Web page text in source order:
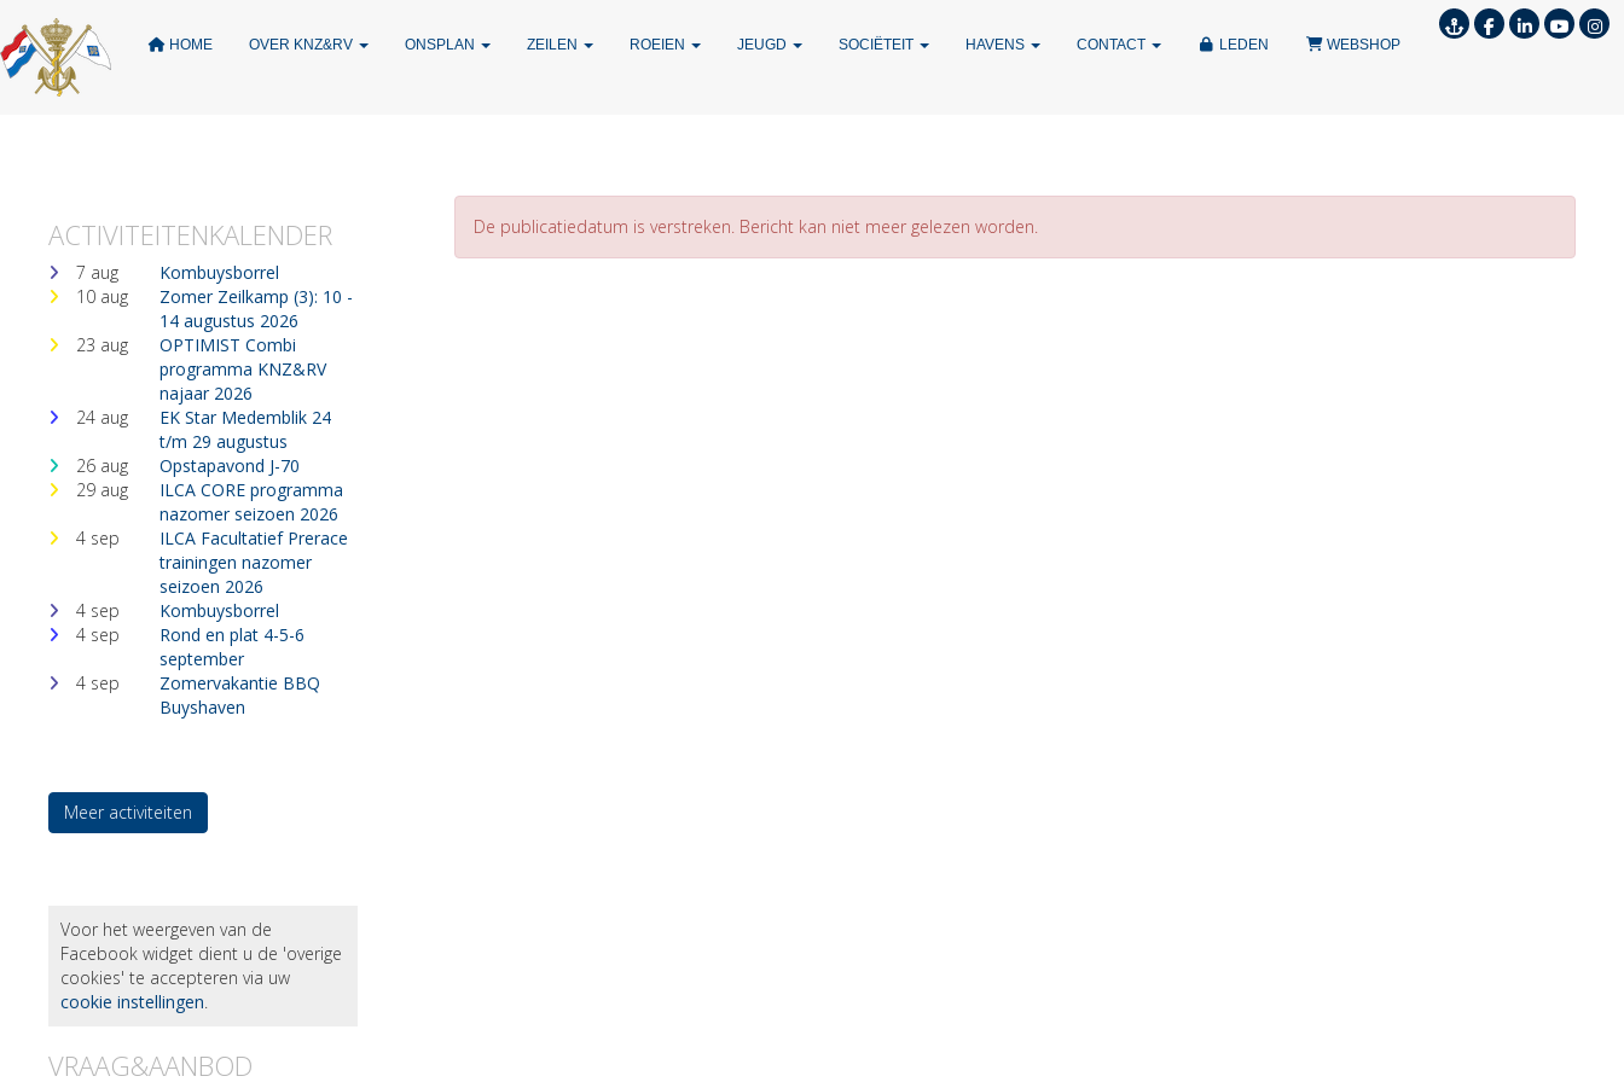
HOME OVER KNZ&RV ONSPLAN ZEILEN ROEIEN JEUGD SOCIËTEIT HAVENS CONTACT LEDEN WEBSHOP
ACTIVITEITENKALENDER
7 aug
Kombuysborrel
10 aug
Zomer Zeilkamp (3): 10 -
14 augustus 2026
23 aug
OPTIMIST Combi
programma KNZ&RV
najaar 2026
24 aug
EK Star Medemblik 24
t/m 29 augustus
26 aug
Opstapavond J-70
29 aug
ILCA CORE programma
nazomer seizoen 2026
4 sep
ILCA Facultatief Prerace
trainingen nazomer
seizoen 2026
4 sep
Kombuysborrel
4 sep
Rond en plat 4-5-6
september
4 sep
Zomervakantie BBQ
Buyshaven
Meer activiteiten
Voor het weergeven van de
Facebook widget dient u de 'overige
cookies' te accepteren via uw
cookie instellingen.
VRAAG&AANBOD
De publicatiedatum is verstreken. Bericht kan niet meer gelezen worden.